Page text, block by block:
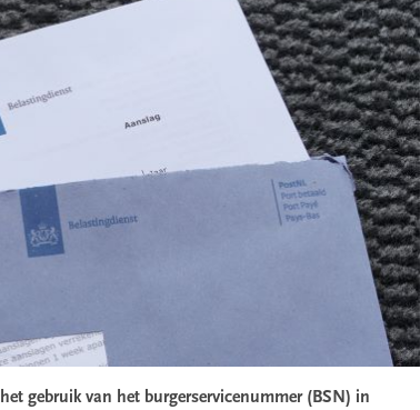
gebruik van het burgerservicenummer (BSN) in